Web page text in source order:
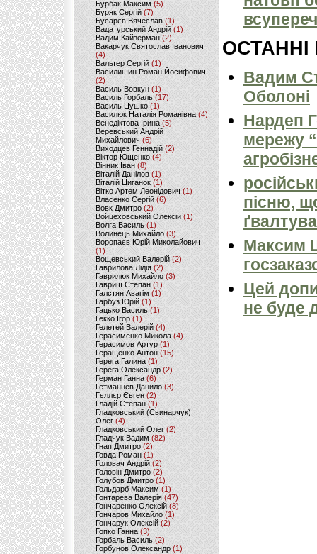
Бурбак Максим (5)
Буряк Сергій (7)
Бусарєв Вячеслав (1)
Вадатурський Андрій (1)
Вадим Кайзерман (2)
Вакарчук Святослав Іванович
(4)
Вальтер Сергій (1)
Василишин Роман Йосифович
(2)
Василь Вовкун (1)
Василь Горбаль (17)
Василь Цушко (1)
Василюк Наталія Романівна (4)
Венедіктова Ірина(5)
Веревський Андрій
Михайлович (6)
Виходцев Геннадій (2)
Віктор Ющенко (4)
Вінник Іван (8)
Віталій Данілов (1)
Віталій Циганок (1)
Вітко Артем Леонідович(1)
Власенко Сергій (6)
Вовк Дмитро(2)
Войцеховський Олексій(1)
Волга Василь (1)
Волинець Михайло (3)
Воропаєв Юрій Миколайович
(1)
Вощевський Валерій(2)
Гаврилова Лідія (2)
Гаврилюк Михайло (3)
Гавриш Степан (1)
Галстян Авагім (1)
Гарбуз Юрій (1)
Гацько Василь (1)
Гекко Ігор(1)
Гелетей Валерій (4)
Герасименко Микола (4)
Герасимов Артур (1)
Геращенко Антон(15)
Герега Галина (1)
Герега Олександр (2)
Герман Ганна (6)
Гетманцев Данило (3)
Гєллєр Євген (2)
Гладій Степан(1)
Гладковський (Свинарчук)
Олег (4)
Гладковський Олег (2)
Гладчук Вадим (82)
Гнап Дмитро (2)
Говда Роман(1)
Головач Андрій (2)
Головін Дмитро (2)
Голубов Дмитро (1)
Гольдарб Максим(1)
Гонтарева Валерія (47)
Гончаренко Олексій(8)
Гончаров Михайло (1)
Гончарук Олексій (2)
Гопко Ганна (3)
Горбаль Василь (2)
Горбунов Олександр (1)
ОСТАННІ
Вадим
Оболоні
Нардеп
мережу
пісню,
Максим
Цей
не буде